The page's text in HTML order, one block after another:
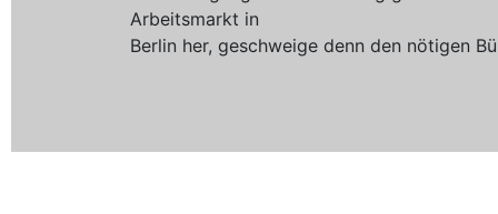
Arbeitsmarkt in
Berlin her, geschweige denn den nötigen